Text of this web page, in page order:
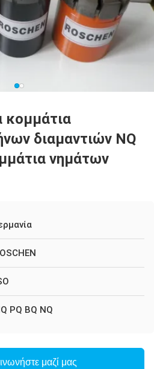
κομμάτια
διαμαντιών NQ
νημάτων
PQ BQ NQ
μαζί μας